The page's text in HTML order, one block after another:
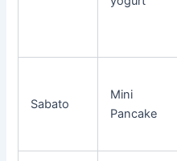
Sabato
Mini
Pancake